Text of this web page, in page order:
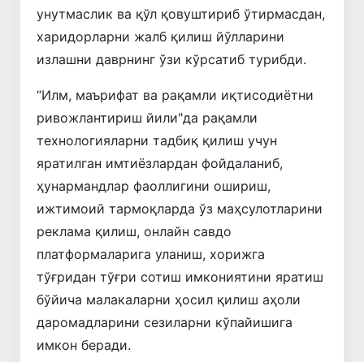
унутмаслик ва қўл қовуштириб ўтирмасдан,
харидорларни жалб қилиш йўлларини
излашни даврнинг ўзи кўрсатиб турибди.
“Илм, маърифат ва рақамли иқтисодиётни
ривожлантириш йили"да рақамли
технологияларни тадбиқ қилиш учун
яратилган имтиёзлардан фойдаланиб,
ҳунармандлар фаоллигини ошириш,
ижтимоий тармоқларда ўз маҳсулотларини
реклама қилиш, онлайн савдо
платформаларига уланиш, хорижга
тўғридан тўғри сотиш имкониятини яратиш
бўйича малакаларни ҳосил қилиш аҳоли
даромадларини сезиларни кўпайишига
имкон беради.